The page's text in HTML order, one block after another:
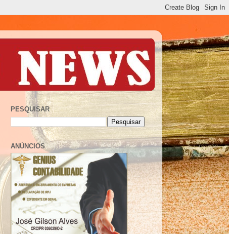
PESQUISAR
ANÚNCIOS